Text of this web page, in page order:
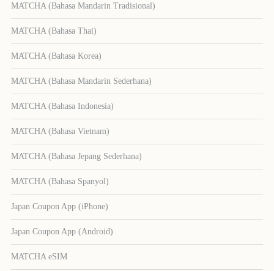
MATCHA (Bahasa Mandarin Tradisional)
MATCHA (Bahasa Thai)
MATCHA (Bahasa Korea)
MATCHA (Bahasa Mandarin Sederhana)
MATCHA (Bahasa Indonesia)
MATCHA (Bahasa Vietnam)
MATCHA (Bahasa Jepang Sederhana)
MATCHA (Bahasa Spanyol)
Japan Coupon App (iPhone)
Japan Coupon App (Android)
MATCHA eSIM